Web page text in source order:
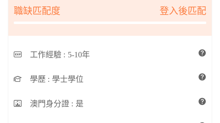
職缺匹配度 登入後匹配
工作經驗 : 5-10年
學歷 : 學士學位
澳門身分證 : 是